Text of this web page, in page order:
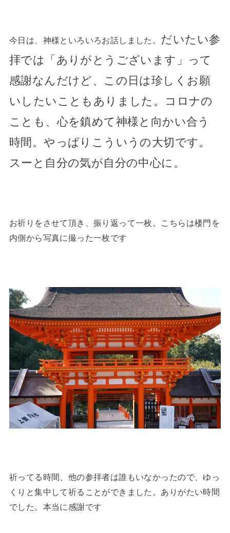
今日は、神様といろいろお話しました。 だいたい参
拝では「ありがとうございます」って
感謝なんだけど、この日は珍しくお願
いしたいこともありました。コロナの
ことも、心を鎮めて神様と向かい合う
時間。やっぱりこういうの大切です。
スーと自分の気が自分の中心に。
お祈りをさせて頂き、振り返って一枚。こちらは楼門を
内側から写真に撮った一枚です
祈ってる時間、他の参拝者は誰もいなかったので、ゆっ
くりと集中して祈ることができました。ありがたい時間
でした。本当に感謝です